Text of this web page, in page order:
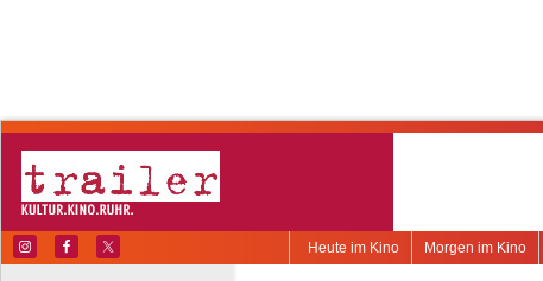
Morgen im Kino
Heute im Kino